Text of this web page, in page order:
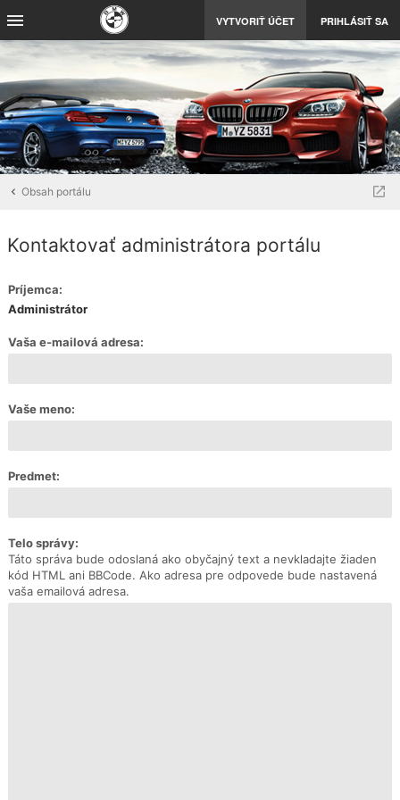
VYTVORIŤ ÚČET PRIHLÁSIŤ SA
Obsah portálu
Kontaktovať administrátora portálu
Príjemca:
Administrátor
Vaša e-mailová adresa:
Vaše meno:
Predmet:
Telo správy:
Táto správa bude odoslaná ako obyčajný text a nevkladajte žiaden
kód HTML ani BBCode. Ako adresa pre odpovede bude nastavená
vaša emailová adresa.